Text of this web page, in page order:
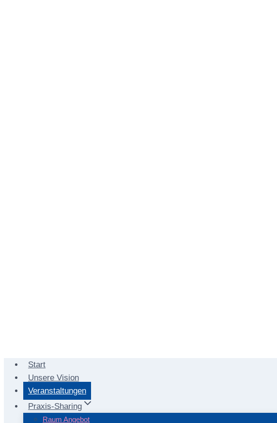
Start
Unsere Vision
Veranstaltungen
Praxis-Sharing
Raum Angebot